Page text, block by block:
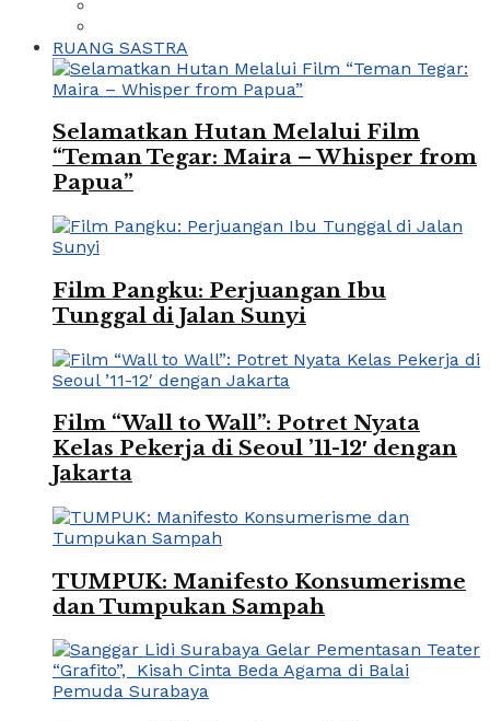
RUANG SASTRA
Selamatkan Hutan Melalui Film
“Teman Tegar: Maira – Whisper from
Papua”
Film Pangku: Perjuangan Ibu
Tunggal di Jalan Sunyi
Film “Wall to Wall”: Potret Nyata
Kelas Pekerja di Seoul ’11-12′ dengan
Jakarta
TUMPUK: Manifesto Konsumerisme
dan Tumpukan Sampah